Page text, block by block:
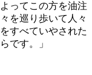
ってこの方を油注
を巡り歩いて人々
すべていやされた
です。」